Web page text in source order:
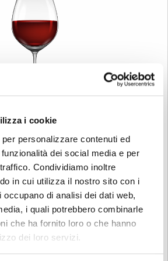
i cookie
personalizzare contenuti ed
dei social media e per
Condividiamo inoltre
in cui utilizza il nostro sito con i
di analisi dei dati web,
i quali potrebbero combinarle
che ha fornito loro o che hanno
dei loro servizi.
al 100%; possono concorrere,
fino ad un massimo del 15% altri
alla coltivazione per la regione
i nuovi impianti la densità minima di
3.700 per il Sangiovese di
di produzione: parte delle